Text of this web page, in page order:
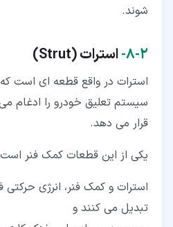
شوند.
۲‏-‏۸‏- استرات (Strut)
استرات در واقع قطعه ای است
سیستم تعلیق خودرو را ادغام
قرار می دهد.
یکی از این قطعات کمک فنر
استرات و کمک فنر، انرژی حرکتی
تبدیل می کنند و